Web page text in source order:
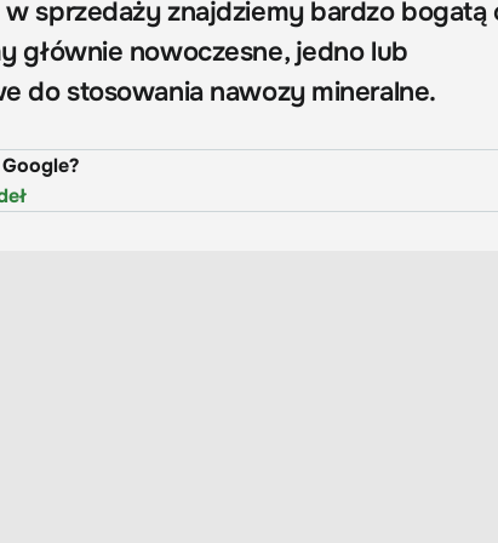
sprzedaży znajdziemy bardzo bogatą
głównie nowoczesne, jedno lub
do stosowania nawozy mineralne.